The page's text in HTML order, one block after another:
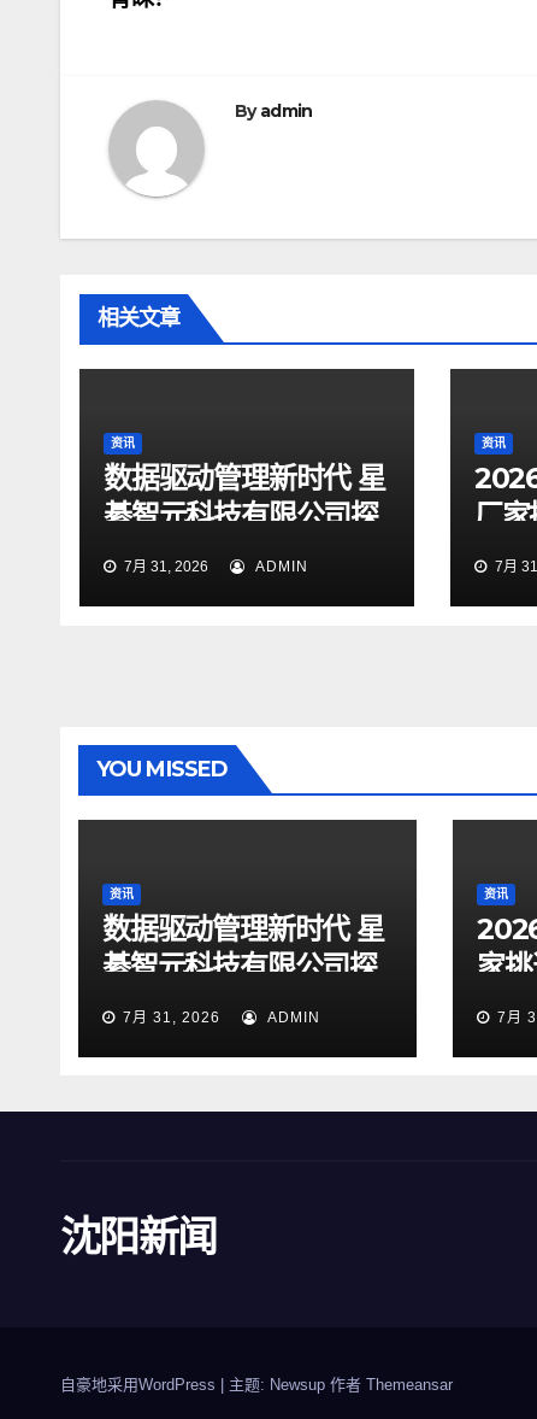
章
航
Byadmin
相关文章
资讯
数据驱动管理新时代 星
綦智元科技有限公司探
索智慧决策价值
7月 31, 2026 ADMIN
资讯
厂
等7月
YOU MISSED
资讯
数据驱动管理新时代 星
綦智元科技有限公司探
索智慧决策价值
7月 31, 2026 ADMIN
资讯
家
企业
7月
沈阳新闻
自豪地采用WordPress 主题: Newsup 作者 Themeansar